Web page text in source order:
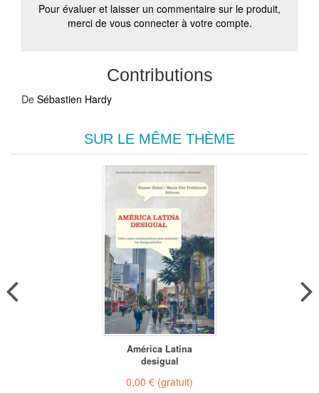
Pour évaluer et laisser un commentaire sur le produit,
merci de vous connecter à votre compte.
Contributions
De Sébastien Hardy
SUR LE MÊME THÈME
América Latina
desigual
0,00 € (gratuit)